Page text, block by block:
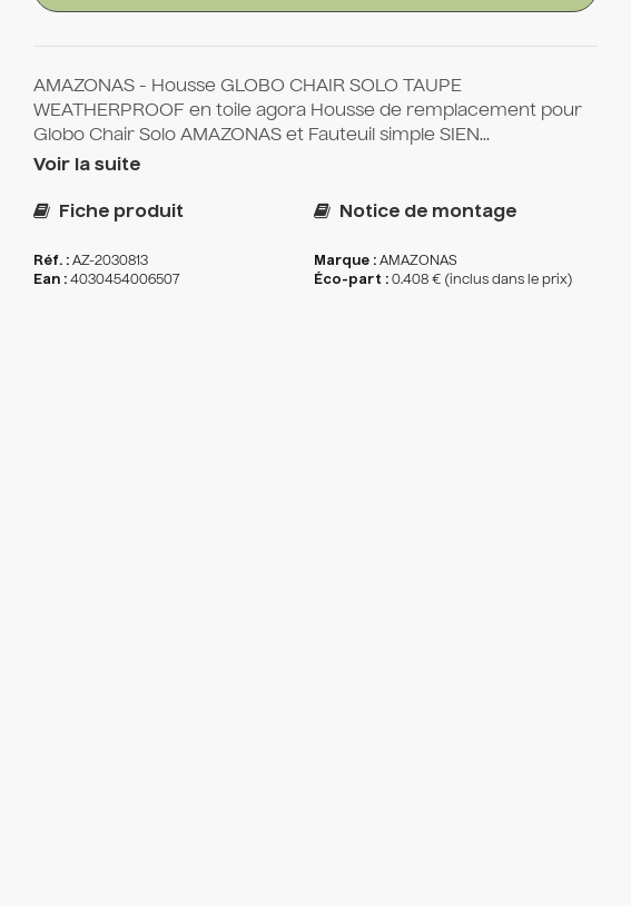
AMAZONAS - Housse GLOBO CHAIR SOLO TAUPE
WEATHERPROOF en toile agora Housse de remplacement pour
Globo Chair Solo AMAZONAS et Fauteuil simple SIEN...
Voir la suite
Fiche produit Notice de montage
Réf. : AZ-2030813
Ean : 4030454006507
Marque : AMAZONAS
Éco-part : 0.408 € (inclus dans le prix)